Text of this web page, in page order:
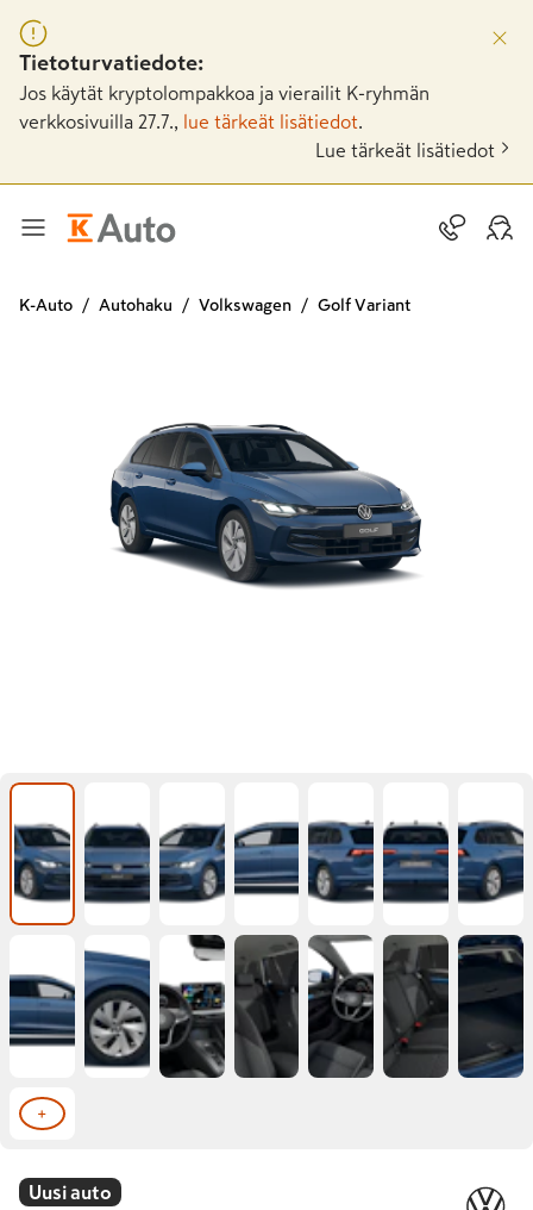
Tietoturvatiedote:
Jos käytät kryptolompakkoa ja vierailit K-ryhmän
verkkosivuilla 27.7.,
lue tärkeät lisätiedot
Lue tärkeät lisätiedot
K-Auto Autohaku Volkswagen Golf Variant
+
Uusi auto